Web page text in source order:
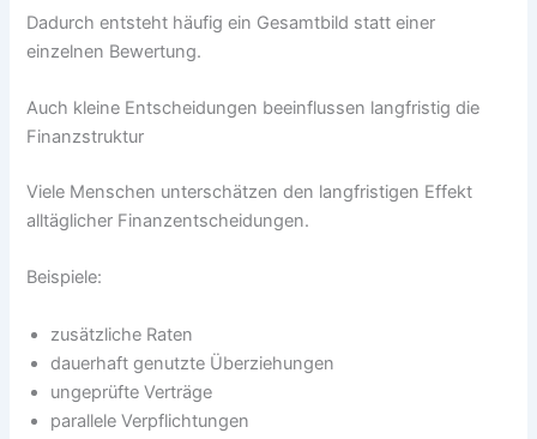
Dadurch entsteht häufig ein Gesamtbild statt einer
einzelnen Bewertung.
Auch kleine Entscheidungen beeinflussen langfristig die
Finanzstruktur
Viele Menschen unterschätzen den langfristigen Effekt
alltäglicher Finanzentscheidungen.
Beispiele:
zusätzliche Raten
dauerhaft genutzte Überziehungen
ungeprüfte Verträge
parallele Verpflichtungen